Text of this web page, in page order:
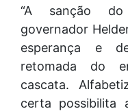
“A sanção do
governador
esperança e
retomada do
cascata.
certa possibilita